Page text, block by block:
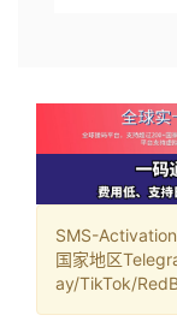
SMS-
国家地区
ay/TikTok/